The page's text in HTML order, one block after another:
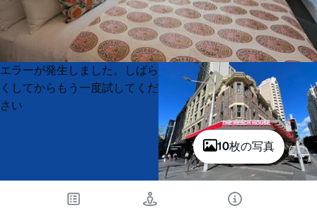
10枚の写真
Product
List
Product
List
エラーが発生しました。しばら
くしてからもう一度試してくだ
さい